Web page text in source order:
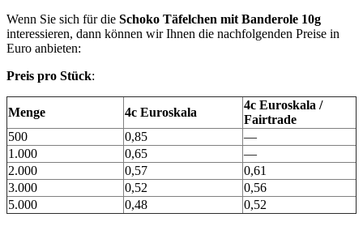
Wenn Sie sich für die Schoko Täfelchen mit Banderole 10g
interessieren, dann können wir Ihnen die nachfolgenden Preise in
Euro anbieten:
Preis pro Stück:
Menge 4c Euroskala
4c Euroskala /
Fairtrade
500
0,85
—
1.000
0,65
—
2.000
0,57
0,61
3.000
0,52
0,56
5.000
0,48 0,52